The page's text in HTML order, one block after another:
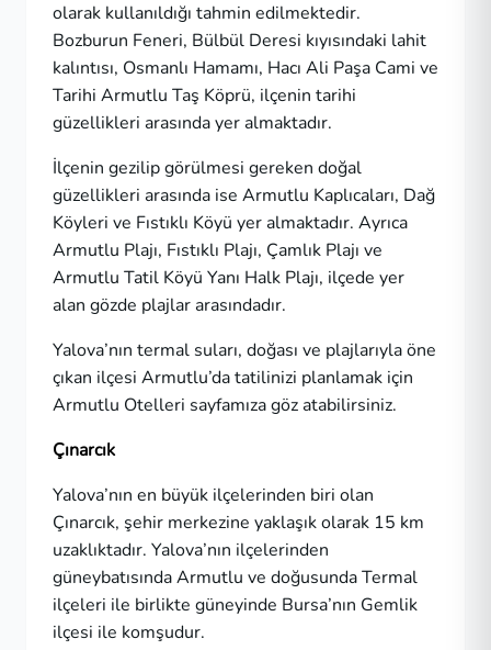
olarak kullanıldığı tahmin edilmektedir.
Bozburun Feneri, Bülbül Deresi kıyısındaki lahit
kalıntısı, Osmanlı Hamamı, Hacı Ali Paşa Cami ve
Tarihi Armutlu Taş Köprü, ilçenin tarihi
güzellikleri arasında yer almaktadır.
İlçenin gezilip görülmesi gereken doğal
güzellikleri arasında ise Armutlu Kaplıcaları, Dağ
Köyleri ve Fıstıklı Köyü yer almaktadır. Ayrıca
Armutlu Plajı, Fıstıklı Plajı, Çamlık Plajı ve
Armutlu Tatil Köyü Yanı Halk Plajı, ilçede yer
alan gözde plajlar arasındadır.
Yalova’nın termal suları, doğası ve plajlarıyla öne
çıkan ilçesi Armutlu’da tatilinizi planlamak için
Armutlu Otelleri sayfamıza göz atabilirsiniz.
Çınarcık
Yalova’nın en büyük ilçelerinden biri olan
Çınarcık, şehir merkezine yaklaşık olarak 15 km
uzaklıktadır. Yalova’nın ilçelerinden
güneybatısında Armutlu ve doğusunda Termal
ilçeleri ile birlikte güneyinde Bursa’nın Gemlik
ilçesi ile komşudur.